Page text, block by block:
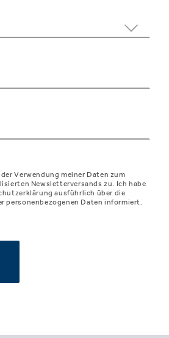
Verwendung meiner Daten zum
Newsletterversands zu. Ich habe
ausführlich über die
personenbezogenen Daten informiert.